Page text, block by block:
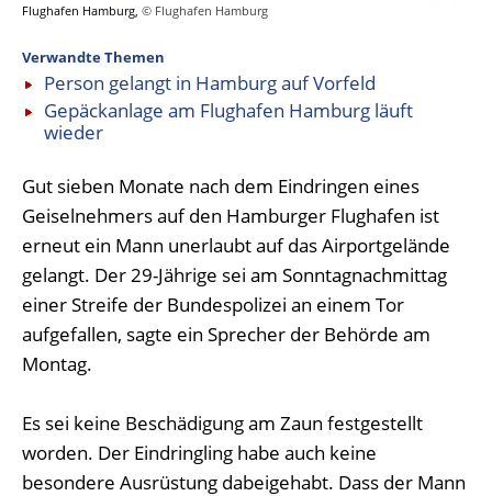
Flughafen Hamburg, © Flughafen Hamburg
Verwandte Themen
Person gelangt in Hamburg auf Vorfeld
Gepäckanlage am Flughafen Hamburg läuft
wieder
Gut sieben Monate nach dem Eindringen eines
Geiselnehmers auf den Hamburger Flughafen ist
erneut ein Mann unerlaubt auf das Airportgelände
gelangt. Der 29-Jährige sei am Sonntagnachmittag
einer Streife der Bundespolizei an einem Tor
aufgefallen, sagte ein Sprecher der Behörde am
Montag.
Es sei keine Beschädigung am Zaun festgestellt
worden. Der Eindringling habe auch keine
besondere Ausrüstung dabeigehabt. Dass der Mann